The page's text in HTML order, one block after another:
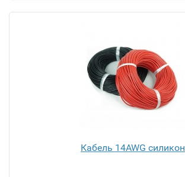
Кабель 14AWG силикон